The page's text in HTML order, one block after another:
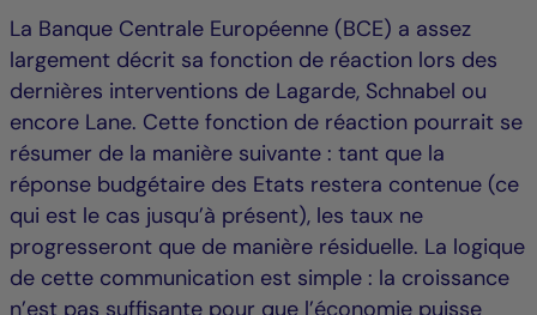
La Banque Centrale Européenne (BCE) a assez
largement décrit sa fonction de réaction lors des
dernières interventions de Lagarde, Schnabel ou
encore Lane. Cette fonction de réaction pourrait se
résumer de la manière suivante : tant que la
réponse budgétaire des Etats restera contenue (ce
qui est le cas jusqu’à présent), les taux ne
progresseront que de manière résiduelle. La logique
de cette communication est simple : la croissance
n’est pas suffisante pour que l’économie puisse